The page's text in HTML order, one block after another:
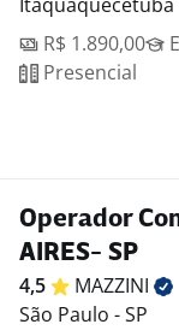
R$ 1.890,00
Presencial
Operador
AIRES- SP
4,5
MAZZINI
São Paulo - SP